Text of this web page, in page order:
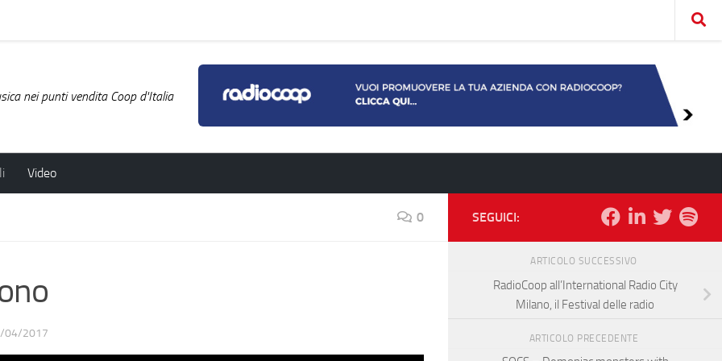
nei punti vendita Coop d'Italia
Video
0
04/2017
SEGUICI:
ARTICOLO SUCCESSIVO
RadioCoop all’International Radio City
Milano, il Festival delle radio
ARTICOLO PRECEDENTE